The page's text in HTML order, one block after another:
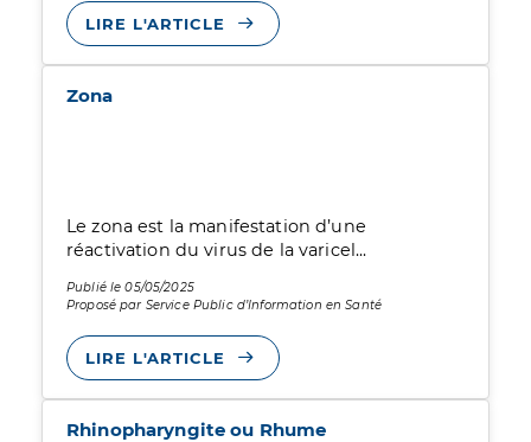
LIRE L'ARTICLE
Zona
Le zona est la manifestation d’une
réactivation du virus de la varicel...
Publié le 05/05/2025
Proposé par Service Public d’Information en Santé
LIRE L'ARTICLE
Rhinopharyngite ou Rhume